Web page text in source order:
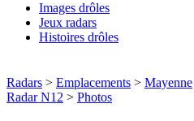
Images drôles
Jeux radars
Histoires drôles
Radars > Emplacements > Mayenne
Radar N12 > Photos